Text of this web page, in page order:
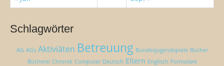
Schlagwörter
AG AGs Aktiviäten Betreuung Bundesjugendspiele Bücher
Bücherei Chronik Computer Deutsch Eltern Englisch Formulare